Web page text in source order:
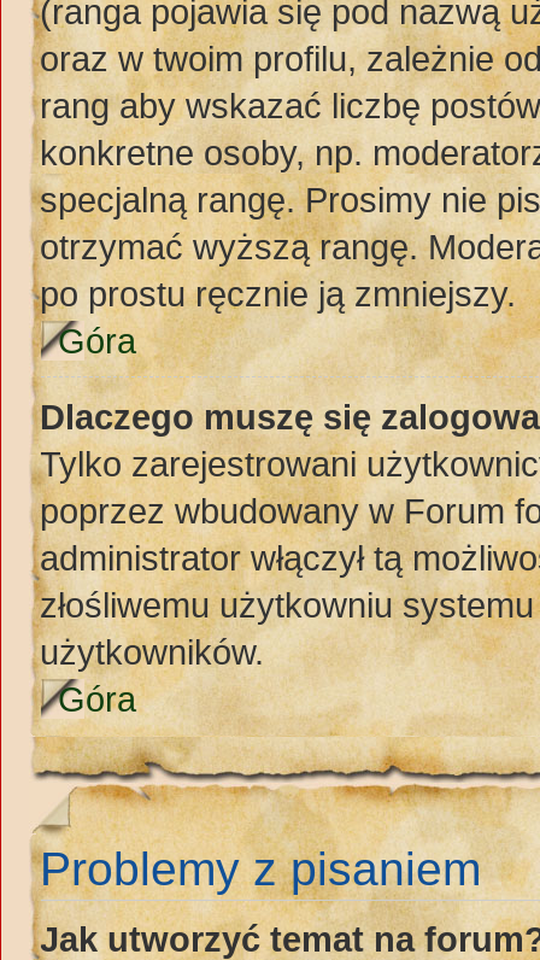
(ranga pojawia się pod nazwą
oraz w twoim profilu, zależnie
rang aby wskazać liczbę
konkretne osoby, np.
specjalną rangę. Prosimy nie
otrzymać wyższą rangę.
po prostu ręcznie ją zmniejszy.
Góra
Dlaczego muszę się
Tylko zarejestrowani
poprzez wbudowany w Forum
administrator włączył tą
złośliwemu użytkowniu
użytkowników.
Góra
Problemy z pisaniem
Jak utworzyć temat na